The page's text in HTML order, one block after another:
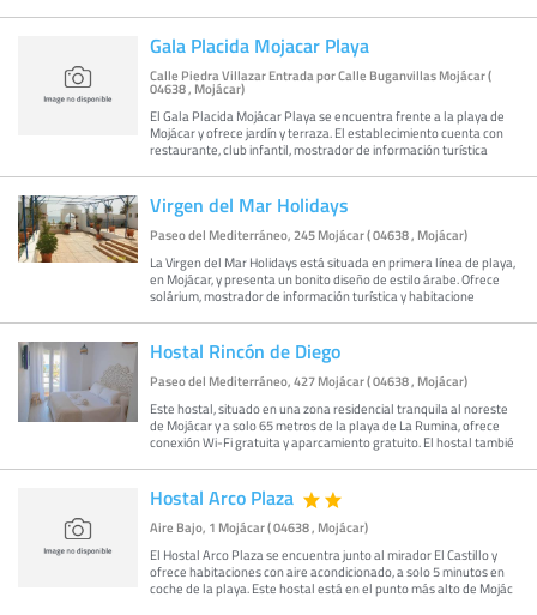
Gala Placida Mojacar Playa
Calle Piedra Villazar Entrada por Calle Buganvillas Mojácar (
04638 , Mojácar)
El Gala Placida Mojácar Playa se encuentra frente a la playa de
Mojácar y ofrece jardín y terraza. El establecimiento cuenta con
restaurante, club infantil, mostrador de información turística
Virgen del Mar Holidays
Paseo del Mediterráneo, 245 Mojácar ( 04638 , Mojácar)
La Virgen del Mar Holidays está situada en primera línea de playa,
en Mojácar, y presenta un bonito diseño de estilo árabe. Ofrece
solárium, mostrador de información turística y habitacione
Hostal Rincón de Diego
Paseo del Mediterráneo, 427 Mojácar ( 04638 , Mojácar)
Este hostal, situado en una zona residencial tranquila al noreste
de Mojácar y a solo 65 metros de la playa de La Rumina, ofrece
conexión Wi-Fi gratuita y aparcamiento gratuito. El hostal tambié
Hostal Arco Plaza
Aire Bajo, 1 Mojácar ( 04638 , Mojácar)
El Hostal Arco Plaza se encuentra junto al mirador El Castillo y
ofrece habitaciones con aire acondicionado, a solo 5 minutos en
coche de la playa. Este hostal está en el punto más alto de Mojác